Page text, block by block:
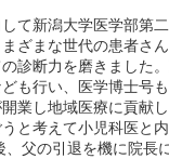
て新潟大学医学部第
ざまな世代の患者さ
診断力を磨きました
も行い、医学博士号も
業し地域医療に貢献
と考えて小児科医と
父の引退を機に院長